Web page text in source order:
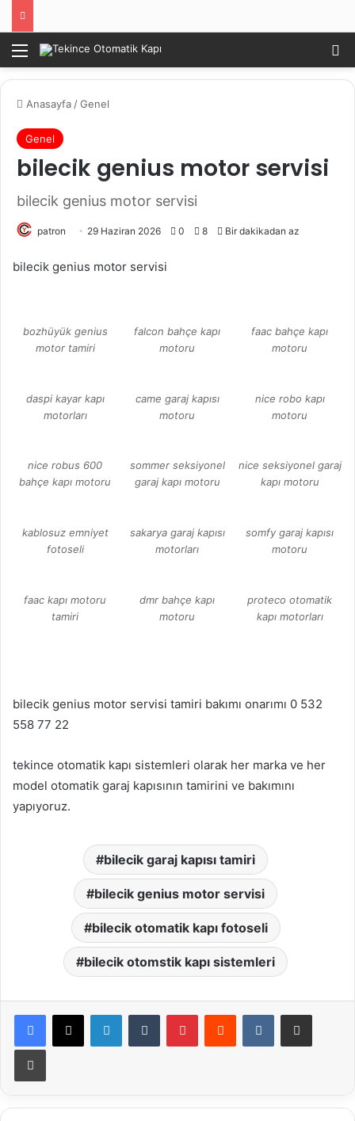
Menü
Anasayfa /Genel
Genel
bilecik genius motor servisi
bilecik genius motor servisi
patron 29 Haziran 2026 0 8 Bir dakikadan az
bilecik genius motor servisi
bozhüyük genius
motor tamiri
falcon bahçe kapı
motoru
faac bahçe kapı
motoru
daspi kayar kapı
motorları
came garaj kapısı
motoru
nice robo kapı
motoru
nice robus 600
bahçe kapı motoru
sommer seksiyonel
garaj kapı motoru
nice seksiyonel garaj
kapı motoru
kablosuz emniyet
fotoseli
sakarya garaj kapısı
motorları
somfy garaj kapısı
motoru
faac kapı motoru
tamiri
dmr bahçe kapı
motoru
proteco otomatik
kapı motorları
bilecik genius motor servisi tamiri bakımı onarımı 0 532
558 77 22
tekince otomatik kapı sistemleri olarak her marka ve her
model otomatik garaj kapısının tamirini ve bakımını
yapıyoruz.
bilecik garaj kapısı tamiri
bilecik genius motor servisi
bilecik otomatik kapı fotoseli
bilecik otomstik kapı sistemleri
LinkedInTumblr PinterestReddit VKontakteE-Posta ile paylaş
Yazdır